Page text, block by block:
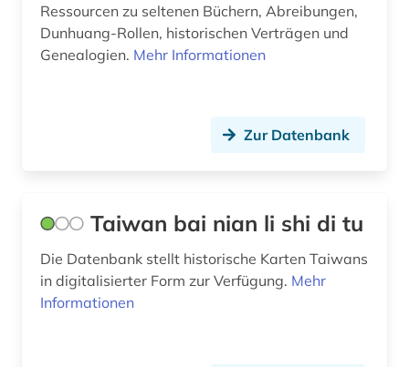
Ressourcen zu seltenen Büchern, Abreibungen,
Dunhuang-Rollen, historischen Verträgen und
Genealogien. Mehr Informationen
Zur Datenbank
Taiwan bai nian li shi di tu
Die Datenbank stellt historische Karten Taiwans
in digitalisierter Form zur Verfügung. Mehr
Informationen